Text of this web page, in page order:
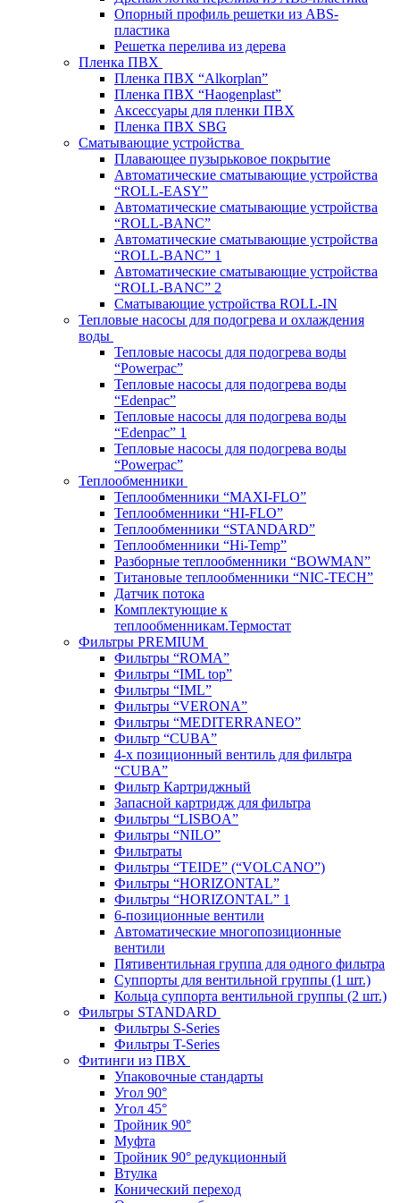
Опорный профиль решетки из ABS-
пластика
Решетка перелива из дерева
Пленка ПВХ
Пленка ПВХ “Alkorplan”
Пленка ПВХ “Haogenplast”
Аксессуары для пленки ПВХ
Пленка ПВХ SBG
Сматывающие устройства
Плавающее пузырьковое покрытие
Автоматические сматывающие устройства
“ROLL-EASY”
Автоматические сматывающие устройства
“ROLL-BANC”
Автоматические сматывающие устройства
“ROLL-BANC” 1
Автоматические сматывающие устройства
“ROLL-BANC” 2
Сматывающие устройства ROLL-IN
Тепловые насосы для подогрева и охлаждения
воды
Тепловые насосы для подогрева воды
“Powerpac”
Тепловые насосы для подогрева воды
“Edenpac”
Тепловые насосы для подогрева воды
“Edenpac” 1
Тепловые насосы для подогрева воды
“Powerpac”
Теплообменники
Теплообменники “MAXI-FLO”
Теплообменники “HI-FLO”
Теплообменники “STANDARD”
Теплообменники “Hi-Temp”
Разборные теплообменники “BOWMAN”
Титановые теплообменники “NIC-TECH”
Датчик потока
Комплектующие к
теплообменникам.Термостат
Фильтры PREMIUM
Фильтры “ROMA”
Фильтры “IML top”
Фильтры “IML”
Фильтры “VERONA”
Фильтры “MEDITERRANEO”
Фильтр “CUBA”
4-х позиционный вентиль для фильтра
“CUBA”
Фильтр Картриджный
Запасной картридж для фильтра
Фильтры “LISBOA”
Фильтры “NILO”
Фильтраты
Фильтры “TEIDE” (“VOLСANO”)
Фильтры “HORIZONTAL”
Фильтры “HORIZONTAL” 1
6-позиционные вентили
Автоматические многопозиционные
вентили
Пятивентильная группа для одного фильтра
Суппорты для вентильной группы (1 шт.)
Кольца суппорта вентильной группы (2 шт.)
Фильтры STANDARD
Фильтры S-Series
Фильтры T-Series
Фитинги из ПВХ
Упаковочные стандарты
Угол 90°
Угол 45°
Тройник 90°
Муфта
Тройник 90° редукционный
Втулка
Конический переход